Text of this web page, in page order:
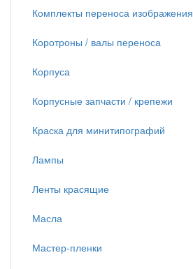
Комплекты переноса изображения
Коротроны / валы переноса
Корпуса
Корпусные запчасти / крепежи
Краска для минитипографий
Лампы
Ленты красящие
Масла
Мастер-пленки